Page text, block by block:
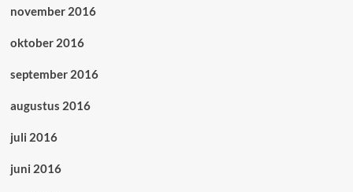
november 2016
oktober 2016
september 2016
augustus 2016
juli 2016
juni 2016